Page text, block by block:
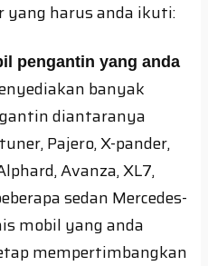
yang harus anda ikuti:
pengantin yang anda
banyak
diantaranya
Pajero, X-pander,
Avanza, XL7,
sedan Mercedes-
mobil yang anda
mempertimbangkan